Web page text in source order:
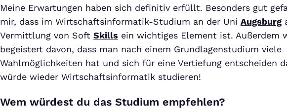
Meine Erwartungen haben sich definitiv erfüllt. Besonders gut
mir, dass im Wirtschaftsinformatik-Studium an der Uni Augsburg
Vermittlung von Soft Skills ein wichtiges Element ist. Außerdem
begeistert davon, dass man nach einem Grundlagenstudium viele
Wahlmöglichkeiten hat und sich für eine Vertiefung entscheiden
würde wieder Wirtschaftsinformatik studieren!
Wem würdest du das Studium empfehlen?